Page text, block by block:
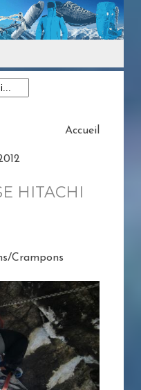
Accueil
HITACHI
Crampons